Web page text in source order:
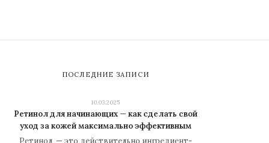
ПОСЛЕДНИЕ ЗАПИСИ
10.03.2025
Ретинол для начинающих — как сделать свой
уход за кожей максимально эффективным